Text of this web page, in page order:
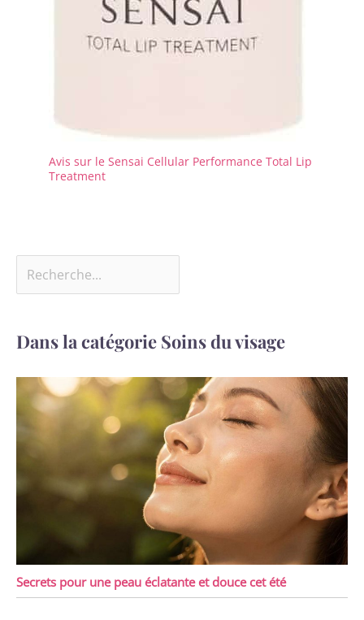
Avis sur le Sensai Cellular Performance Total Lip
Treatment
Dans la catégorie Soins du visage
Secrets pour une peau éclatante et douce cet été